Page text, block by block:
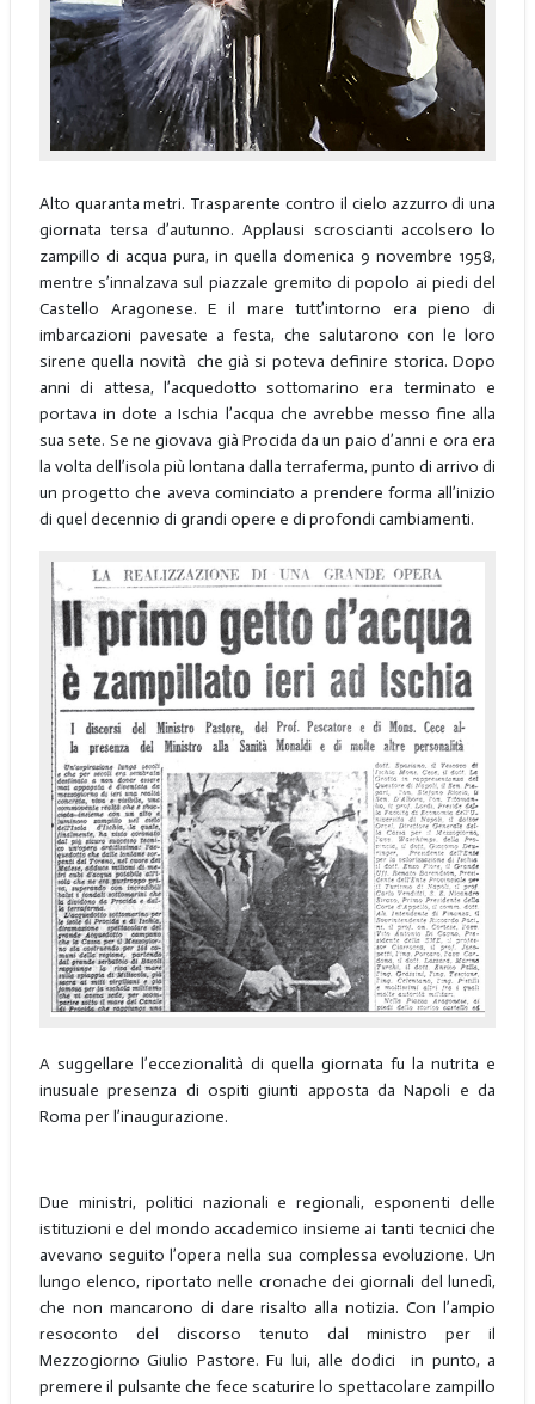
Alto quaranta metri. Trasparente contro il cielo azzurro di una
giornata tersa d’autunno. Applausi scroscianti accolsero lo
zampillo di acqua pura, in quella domenica 9 novembre 1958,
mentre s’innalzava sul piazzale gremito di popolo ai piedi del
Castello Aragonese. E il mare tutt’intorno era pieno di
imbarcazioni pavesate a festa, che salutarono con le loro
sirene quella novità che già si poteva definire storica. Dopo
anni di attesa, l’acquedotto sottomarino era terminato e
portava in dote a Ischia l’acqua che avrebbe messo fine alla
sua sete. Se ne giovava già Procida da un paio d’anni e ora era
la volta dell’isola più lontana dalla terraferma, punto di arrivo di
un progetto che aveva cominciato a prendere forma all’inizio
di quel decennio di grandi opere e di profondi cambiamenti.
A suggellare l’eccezionalità di quella giornata fu la nutrita e
inusuale presenza di ospiti giunti apposta da Napoli e da
Roma per l’inaugurazione.
Due ministri, politici nazionali e regionali, esponenti delle
istituzioni e del mondo accademico insieme ai tanti tecnici che
avevano seguito l’opera nella sua complessa evoluzione. Un
lungo elenco, riportato nelle cronache dei giornali del lunedì,
che non mancarono di dare risalto alla notizia. Con l’ampio
resoconto del discorso tenuto dal ministro per il
Mezzogiorno Giulio Pastore. Fu lui, alle dodici in punto, a
premere il pulsante che fece scaturire lo spettacolare zampillo